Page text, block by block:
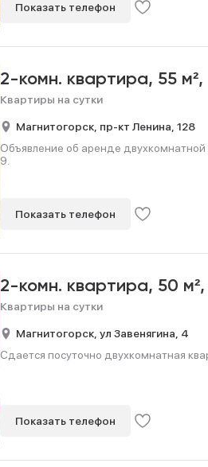
Показать телефон
2-комн. квартира, 55 м²,
Квартиры на сутки
Магнитогорск, пр-кт Ленина, 128
Объявление об аренде
9.
Показать телефон
2-комн. квартира, 50 м²,
Квартиры на сутки
Магнитогорск, ул Завенягина, 4
Сдается посуточно двухкомнатная
Показать телефон